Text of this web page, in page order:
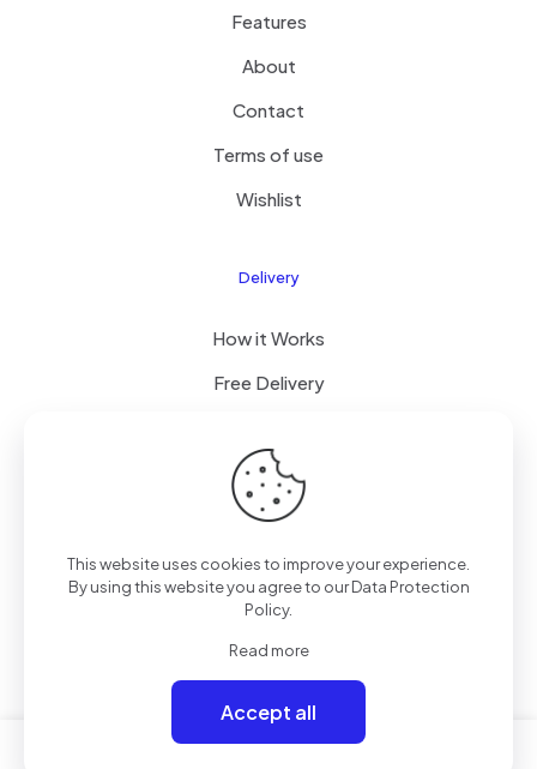
Features
About
Contact
Terms of use
Wishlist
Delivery
How it Works
Free Delivery
© 2026 Boogi Store by JsTechnology
Reserved
0
This website uses cookies to improve your experience.
By using this website you agree to ourData Protection
Policy.
Read more
Accept all